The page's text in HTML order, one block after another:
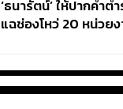
‘ธนารัตน์’ ให้ปากคำต
แฉช่องโหว่ 20 หน่วย